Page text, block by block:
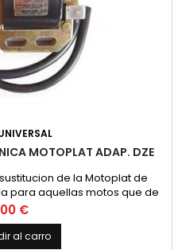
MOTOPLAT ADAP. DZE
de la Motoplat de
para aquellas motos que de
con una salida de cable.
es compatible.
€
al carro